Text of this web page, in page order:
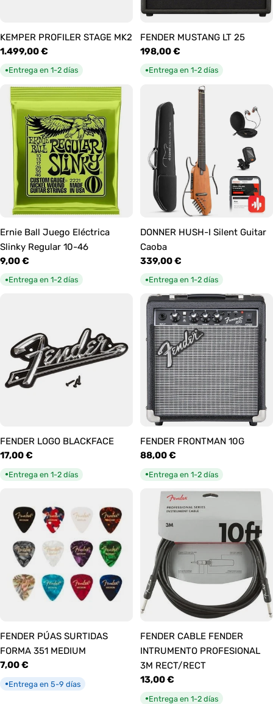
KEMPER PROFILER STAGE MK2
Precio
habitual
1.499,00 €
●Entrega en 1-2 días
FENDER MUSTANG LT 25
Precio
habitual
198,00 €
●Entrega en 1-2 días
Ernie Ball Juego Eléctrica
Slinky Regular 10-46
Precio
habitual
9,00 €
●Entrega en 1-2 días
DONNER HUSH-I Silent Guitar
Caoba
Precio
habitual
339,00 €
●Entrega en 1-2 días
FENDER LOGO BLACKFACE
Precio
habitual
17,00 €
●Entrega en 1-2 días
FENDER FRONTMAN 10G
Precio
habitual
88,00 €
●Entrega en 1-2 días
FENDER PÚAS SURTIDAS
FORMA 351 MEDIUM
Precio
habitual
7,00 €
●Entrega en 5-9 días
FENDER CABLE FENDER
INTRUMENTO PROFESIONAL
3M RECT/RECT
Precio
habitual
13,00 €
●Entrega en 1-2 días